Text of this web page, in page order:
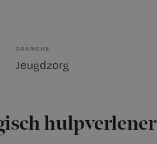
BRANCHE
Jeugdzorg
hulpverlener